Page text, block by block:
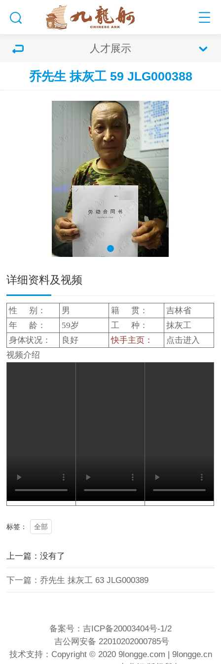
人才展示
乔先生 抹灰工 59 JLG000388
详细资料及视频
性 别： 男 籍 贯：
吉林省
年 龄：
59岁 工 种：
抹灰工
身体状况：
良好 快手主页：
点击进入
视频介绍
标签： 全部
上一篇：没有了
下一篇：乔先生 抹灰工 63 JLG000389
备案号： 吉ICP备20003404号-1/2
吉公网安备 22010202000785号
技术支持：Copyright © 2020 9longge.com | 9longge.cn